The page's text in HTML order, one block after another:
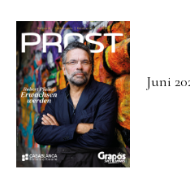
Juni